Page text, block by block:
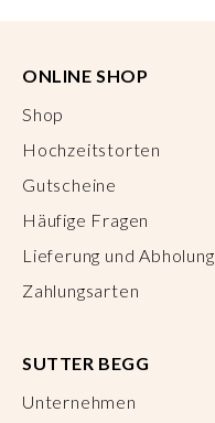
ONLINE SHOP
Shop
Hochzeitstorten
Gutscheine
Häufige Fragen
Lieferung und Abholung
Zahlungsarten
SUTTER BEGG
Unternehmen